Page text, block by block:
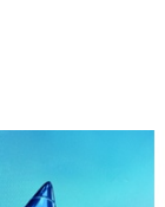
05 11:50 - Les
"2026-05-05 11:50